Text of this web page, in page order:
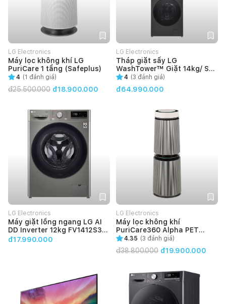
LG Electronics
Máy lọc không khí LG
PuriCare 1 tầng (Safeplus)
4 (1 đánh giá)
đ25.500.000 đ18.900.000
LG Electronics
Tháp giặt sấy LG
WashTower™ Giặt 14kg/ Sấy
10kg Màu đen|WT1410NHB
4 (3 đánh giá)
đ64.990.000
LG Electronics
Máy giặt lồng ngang LG AI
DD Inverter 12kg FV1412S3B
(Màu Đen)
đ17.990.000
LG Electronics
Máy lọc không khí
PuriCare360 Alpha PET
AS10GDBY0
4.35 (3 đánh giá)
đ38.800.000 đ19.900.000